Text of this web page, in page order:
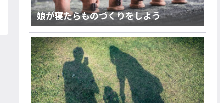
娘が寝たらものづくりをしよう